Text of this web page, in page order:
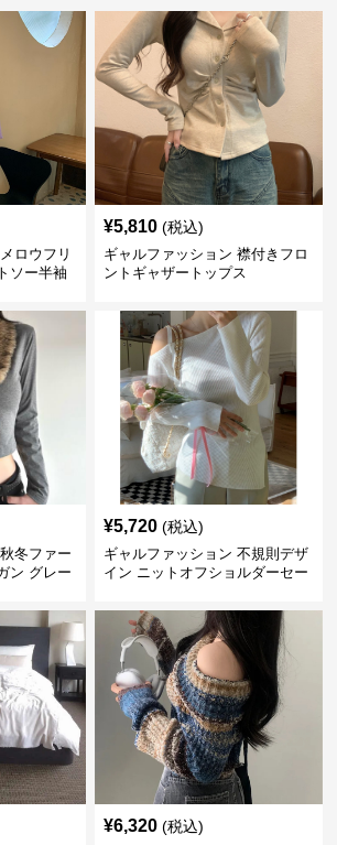
ロウフリ
ソー半袖
¥5,810 (税込)
ギャルファッション 襟付きフロ
ントギャザートップス
冬ファー
ン グレー
¥5,720 (税込)
ギャルファッション 不規則デザ
イン ニットオフショルダーセー
¥6,320 (税込)